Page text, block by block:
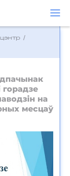
/
горадзе
на
месцаў